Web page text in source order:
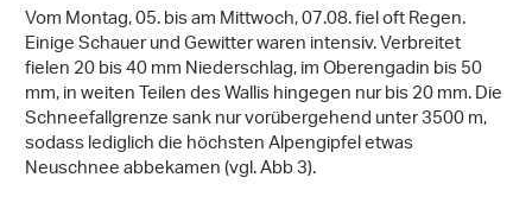
Vom Montag, 05. bis am Mittwoch, 07.08. fiel oft Regen.
Einige Schauer und Gewitter waren intensiv. Verbreitet
fielen 20 bis 40 mm Niederschlag, im Oberengadin bis 50
mm, in weiten Teilen des Wallis hingegen nur bis 20 mm. Die
Schneefallgrenze sank nur vorübergehend unter 3500 m,
sodass lediglich die höchsten Alpengipfel etwas
Neuschnee abbekamen (vgl. Abb 3).